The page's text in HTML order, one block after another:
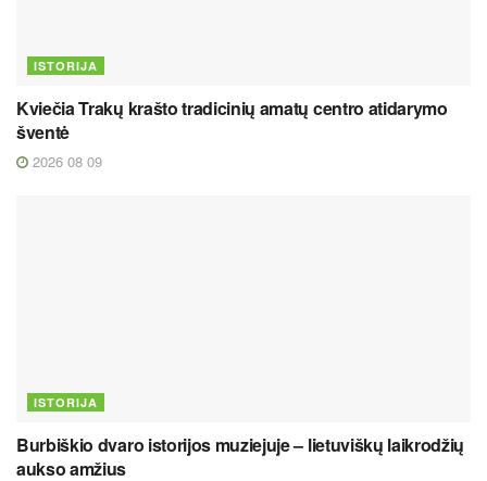
ISTORIJA
Kviečia Trakų krašto tradicinių amatų centro atidarymo
šventė
2026 08 09
ISTORIJA
Burbiškio dvaro istorijos muziejuje – lietuviškų laikrodžių
aukso amžius